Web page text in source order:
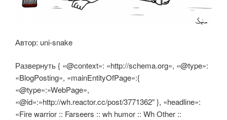
Автор: uni-snake
Развернуть { «@context»: «http://schema.org», «@type»:
«BlogPosting», «mainEntityOfPage»:{
«@type»:»WebPage»,
«@id»:»http://wh.reactor.cc/post/3771362″ }, «headline»:
«Fire warrior :: Farseers :: wh humor :: Wh Other ::